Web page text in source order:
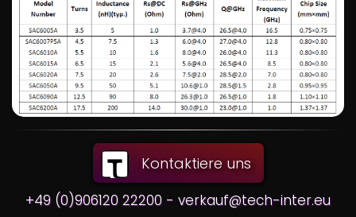
Kontaktiere uns
+49 (0)906120 22200 - verkauf@tech-inter.eu